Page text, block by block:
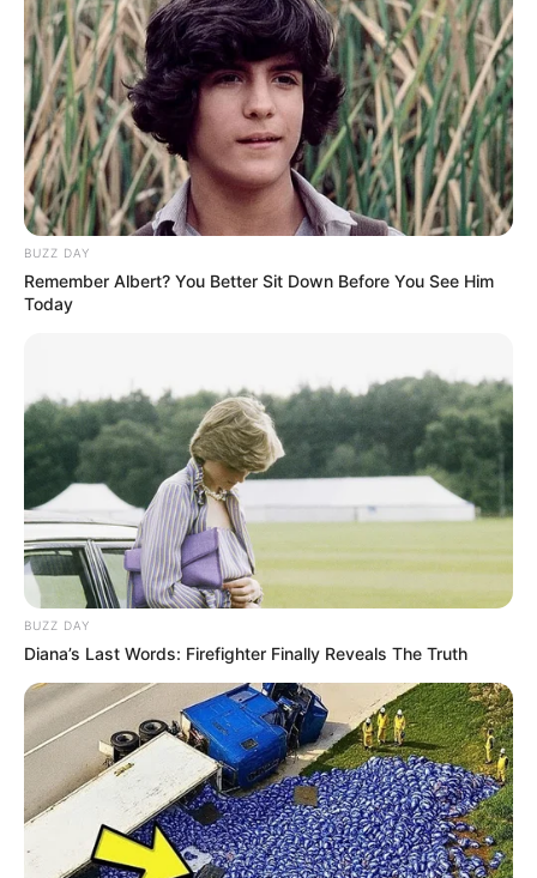
1) Comece pegando o fio de juta e molhando ele
com cola branca misturada com um pouco de
água. Em seguida, dê algumas voltas com o fio
na bola.
2) Dê voltas aleatórias, em várias direções para
preencher toda a área da bola. Cuidado ao
enrolar o fio para deixar a parte superior
passar um pouco mais de cola branca em toda a
superfície. Você pode passar com um pincel se
preferir.
4) Espere a cola secar completamente.
BUZZ DAY
Remember Albert? You Better Sit Down Before You See Him
Today
BUZZ DAY
Diana’s Last Words: Firefighter Finally Reveals The Truth